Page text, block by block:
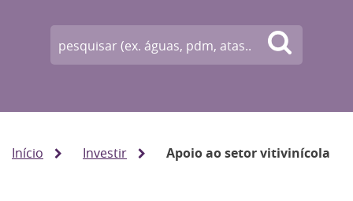
Início Investir Apoio ao setor vitivinícola